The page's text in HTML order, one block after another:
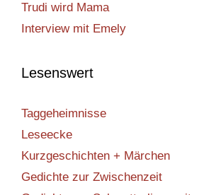
Trudi wird Mama
Interview mit Emely
Lesenswert
Taggeheimnisse
Leseecke
Kurzgeschichten + Märchen
Gedichte zur Zwischenzeit